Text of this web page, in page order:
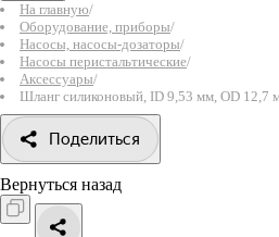
На главную/
Оборудование, приборы/
Насосы, насосы-дозаторы/
Насосы перистальтические/
Аксессуары/
Шланг силиконовый, ID 9,53 мм, OD 12,7
Поделиться
Вернуться назад